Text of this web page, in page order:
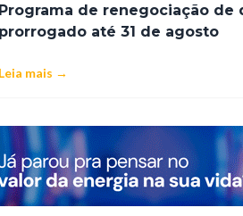
Programa de renegociação de
prorrogado até 31 de agosto
Leia mais →